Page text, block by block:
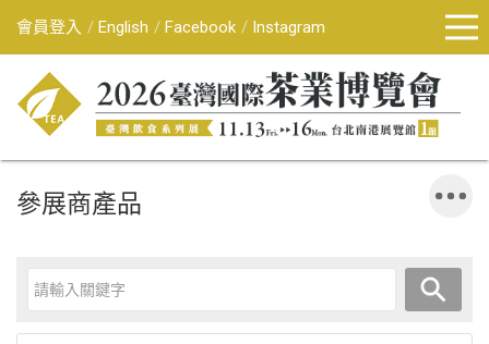
會員登入 English Facebook Instagram
參展商產品